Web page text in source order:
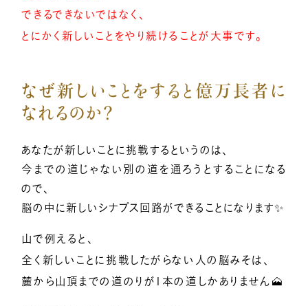
できるできないではなく、
とにかく新しいことをやり続けることが大事です。
なぜ新しいことをすると億万長者に
なれるのか？
あなたが新しいことに挑戦するというのは、
今までの道じゃない別の道を通ろうとすることになる
ので、
脳の中に新しいシナプス回路ができることになります✨
山で例えると、
全く新しいことに挑戦したがらない人の脳みそは、
麓から山頂までの道のりが1本の道しかありません🗻